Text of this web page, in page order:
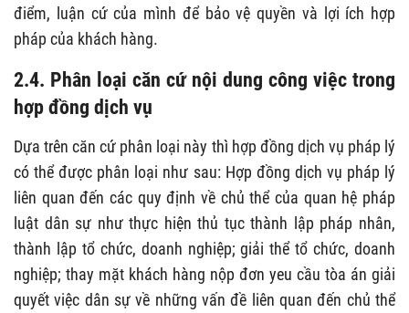
điểm, luận cứ của mình để bảo vệ quyền và lợi ích hợp
pháp của khách hàng.
2.4. Phân loại căn cứ nội dung công việc trong
hợp đồng dịch vụ
Dựa trên căn cứ phân loại này thì hợp đồng dịch vụ pháp lý
có thể được phân loại như sau: Hợp đồng dịch vụ pháp lý
liên quan đến các quy định về chủ thể của quan hệ pháp
luật dân sự như thực hiện thủ tục thành lập pháp nhân,
thành lập tổ chức, doanh nghiệp; giải thể tổ chức, doanh
nghiệp; thay mặt khách hàng nộp đơn yeu cầu tòa án giải
quyết việc dân sự về những vấn đề liên quan đến chủ thể